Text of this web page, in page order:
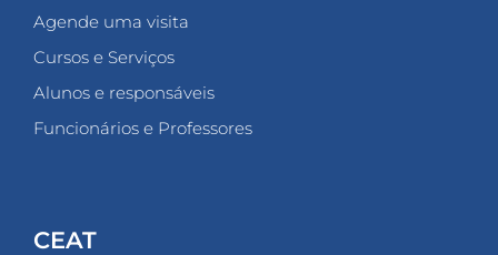
Agende uma visita
Cursos e Serviços
Alunos e responsáveis
Funcionários e Professores
CEAT